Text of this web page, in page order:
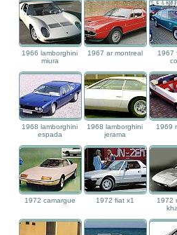
1966 lamborghini
miura
1967 ar montreal
1967
1968 lamborghini
espada
1968 lamborghini
jerama
1969
1972 camargue 1972 fiat x1
1972